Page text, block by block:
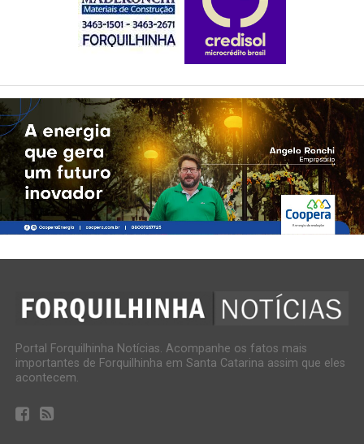
Portal Forquilhinha Notícias. Acompanhe os fatos mais
importantes de Forquilhinha em Santa Catarina assim que eles
acontecem.